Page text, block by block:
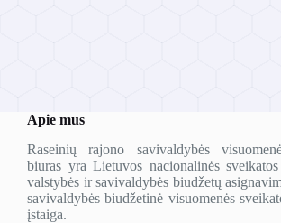
Apie mus
Raseinių rajono savivaldybės
biuras yra Lietuvos nacionalinės
valstybės ir savivaldybės biudžetų
savivaldybės biudžetinė visuomenės
įstaiga.